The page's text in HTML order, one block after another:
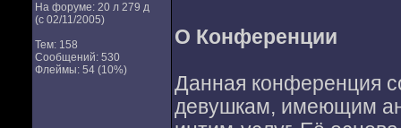
На форуме: 20 л 279 д
(с 02/11/2005)
Тем: 158
Сообщений: 530
Флеймы: 54 (10%)
О Конференции
Данная конференция
девушкам, имеющим